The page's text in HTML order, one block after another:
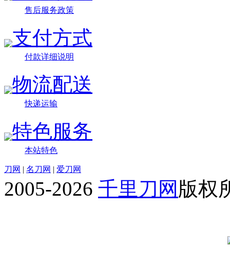
售后服务政策
支付方式
付款详细说明
物流配送
快递运输
特色服务
本站特色
刀网 | 名刀网 | 爱刀网
2005-2026 千里刀网 版权